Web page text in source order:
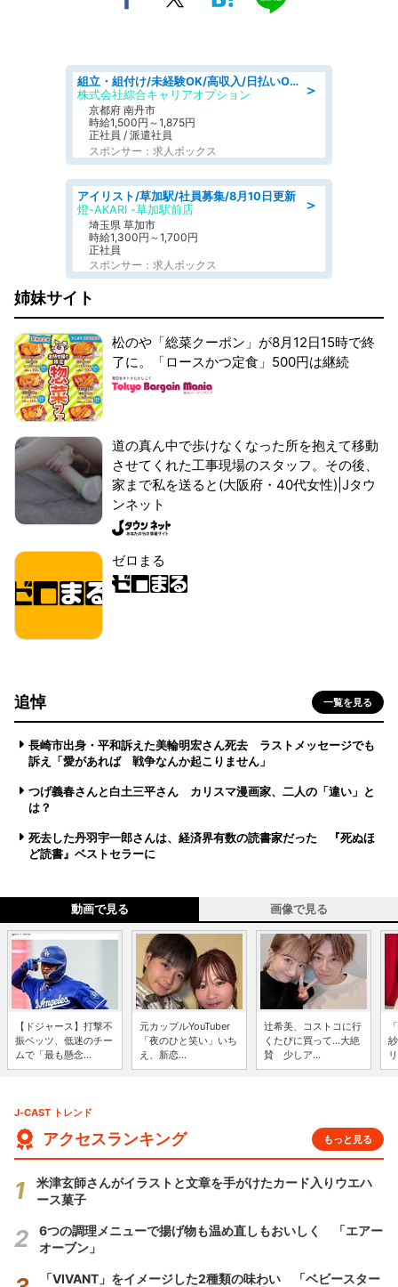
＞
組立・組付け/未経験OK/高収入/日払いOK/寮費無料/交替制
株式会社綜合キャリアオプション
京都府 南丹市
時給1,500円～1,875円
正社員 / 派遣社員
スポンサー：求人ボックス
＞
アイリスト/草加駅/社員募集/8月10日更新
燈-AKARI -草加駅前店
埼玉県 草加市
時給1,300円～1,700円
正社員
スポンサー：求人ボックス
姉妹サイト
松のや「総菜クーポン」が8月12日15時で終
了に。「ロースかつ定食」500円は継続
道の真ん中で歩けなくなった所を抱えて移動
させてくれた工事現場のスタッフ。その後、
家まで私を送ると(大阪府・40代女性)|Jタウ
ンネット
ゼロまる
追悼 一覧を見る
長崎市出身・平和訴えた美輪明宏さん死去 ラストメッセージでも
訴え「愛があれば 戦争なんか起こりません」
つげ義春さんと白土三平さん カリスマ漫画家、二人の「違い」と
は？
死去した丹羽宇一郎さんは、経済界有数の読書家だった 『死ぬほ
ど読書』ベストセラーに
動画で見る 画像で見る
【ドジャース】打撃不
振ベッツ、低迷のチー
ムで「最も懸念...
元カップルYouTuber
「夜のひと笑い」いち
え、新恋...
辻希美、コストコに行
くたびに買って...大絶
賛 少しア...
J-CAST トレンド
アクセスランキング もっと見る
米津玄師さんがイラストと文章を手がけたカード入りウエハ
ース菓子
6つの調理メニューで揚げ物も温め直しもおいしく 「エアー
オーブン」
「VIVANT」をイメージした2種類の味わい 「ベビースター